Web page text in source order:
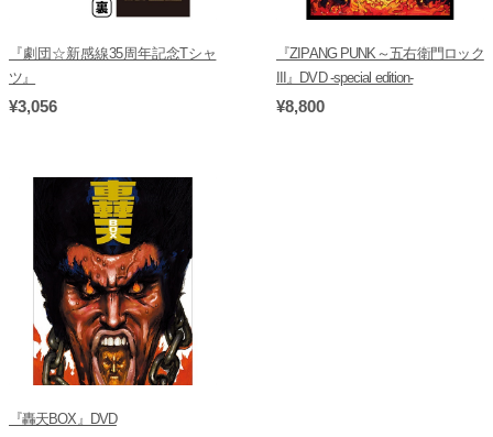
『劇団☆新感線35周年記念Tシャ
ツ』
¥3,056
『ZIPANG PUNK～五右衛門ロック
III』DVD -special edition-
¥8,800
『轟天BOX』DVD